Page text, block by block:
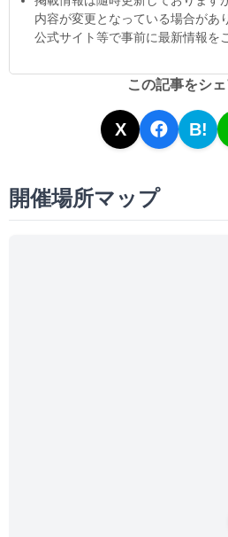
内容が変更となっている場合があ
公式サイト等で事前に最新情報を
この記事をシ
X B!
開催場所マップ